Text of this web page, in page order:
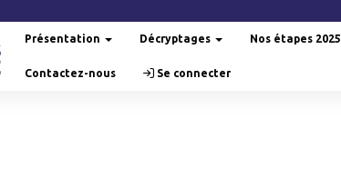
Présentation Décryptages Nos étapes 2025
Contactez-nous Se connecter